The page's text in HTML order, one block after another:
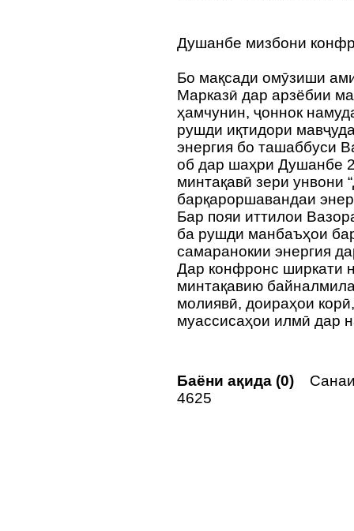
Душанбе мизбони
Бо мақсади омӯзиши
Марказӣ дар арзёбии
ҳамчунин, ҷоннок
рушди иқтидори
энергия бо ташаббуси
об дар шаҳри Душанбе
минтақавӣ зери
барқароршавандаи
Бар пояи иттилои
ба рушди манбаъҳои
самаранокии энергия
Дар конфронс ширкати
минтақавию
молиявӣ, доираҳои
муассисаҳои илмӣ дар
Баёни ақида (0)
4625